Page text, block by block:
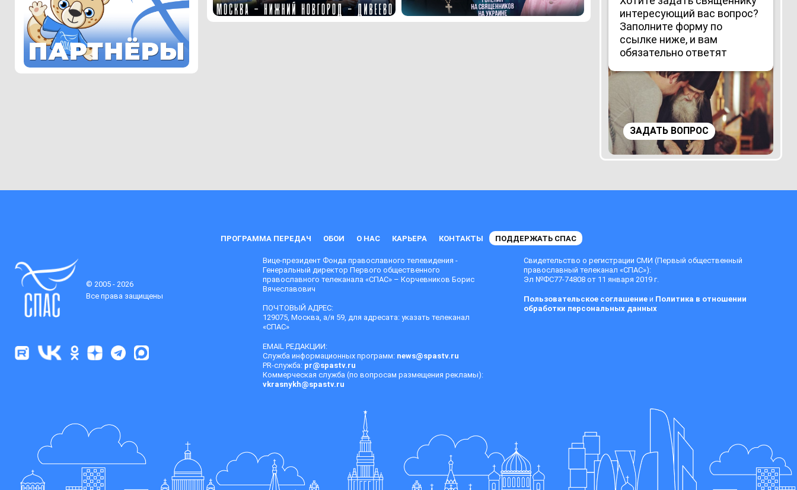
интересующий вас вопрос?
Заполните форму по
ссылке ниже, и вам
обязательно ответят
ЗАДАТЬ ВОПРОС
ПРОГРАММА ПЕРЕДАЧ ОБОИ О НАС КАРЬЕРА КОНТАКТЫ ПОДДЕРЖАТЬ СПАС
© 2005 - 2026
Все права защищены
Вице-президент Фонда православного телевидения -
Генеральный директор Первого общественного
православного телеканала «СПАС» – Корчевников Борис
Вячеславович
ПОЧТОВЫЙ АДРЕС:
129075, Москва, а/я 59, для адресата: указать телеканал
«СПАС»
EMAIL РЕДАКЦИИ:
Служба информационных программ: news@spastv.ru
PR-служба: pr@spastv.ru
Коммерческая служба (по вопросам размещения рекламы):
vkrasnykh@spastv.ru
Свидетельство о регистрации СМИ (Первый общественный
православный телеканал «СПАС»):
Эл №ФС77-74808 от 11 января 2019 г.
Пользовательское соглашениеи Политика в отношении
обработки персональных данных